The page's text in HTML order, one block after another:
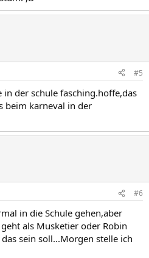
#5
der schule fasching.hoffe,das
beim karneval in der
#6
in die Schule gehen,aber
als Musketier oder Robin
sein soll...Morgen stelle ich